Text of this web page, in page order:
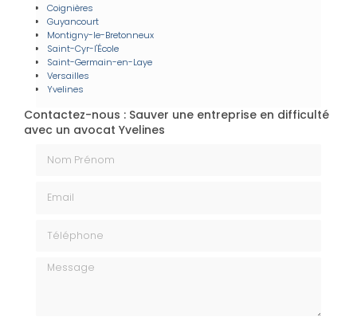
Coignières
Guyancourt
Montigny-le-Bretonneux
Saint-Cyr-l'École
Saint-Germain-en-Laye
Versailles
Yvelines
Contactez-nous : Sauver une entreprise en difficulté
avec un avocat Yvelines
Message